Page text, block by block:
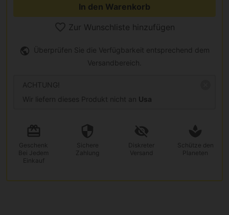
In den Warenkorb
Zur Wunschliste hinzufügen
Überprüfen Sie die Verfügbarkeit entsprechend dem
Versandbereich.
ACHTUNG!
Wir liefern dieses Produkt nicht an Usa
Geschenk
Bei Jedem
Einkauf
Sichere
Zahlung
Diskreter
Versand
Schütze den
Planeten